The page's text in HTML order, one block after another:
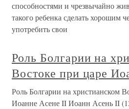
способностями и чрезвычайно
такого ребенка сделать хорошим
употребить свои
Роль Болгарии на
Востоке при царе
Роль Болгарии на христианском
Иоанне Асене II Иоанн Асень II